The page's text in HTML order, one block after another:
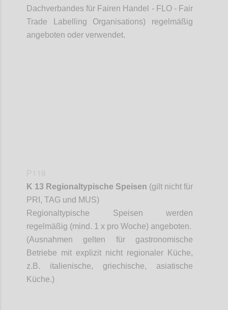
Dachverbandes für Fairen Handel - FLO - Fair
Trade
Labelling Organisations) regelmäßig
angeboten oder verwendet.
K 13 Regionaltypische Speisen (gilt nicht für
PRI, TAG und MUS)
Regionaltypische Speisen werden
regelmäßig (mind. 1 x pro Woche) angeboten.
(Ausnahmen gelten für gastronomische
Betriebe mit explizit nicht regionaler Küche,
z.B. italienische, griechische, asiatische
Küche.)